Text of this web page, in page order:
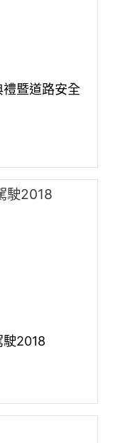
暨道路安全
駛2018